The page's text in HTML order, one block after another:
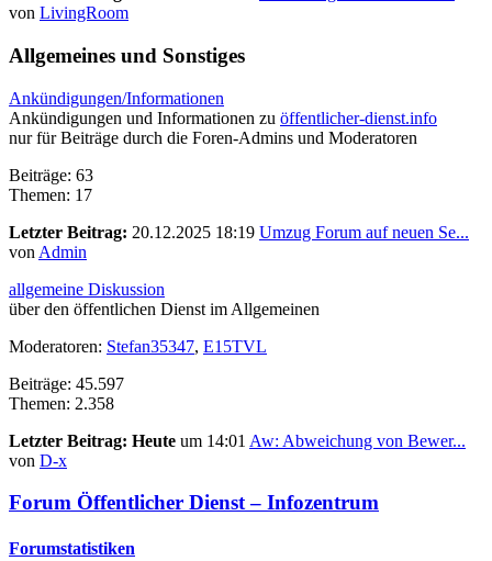
von LivingRoom
Allgemeines und Sonstiges
Ankündigungen/Informationen
Ankündigungen und Informationen zu öffentlicher-dienst.info
nur für Beiträge durch die Foren-Admins und Moderatoren
Beiträge: 63
Themen: 17
Letzter Beitrag: 20.12.2025 18:19 Umzug Forum auf neuen Se...
von Admin
allgemeine Diskussion
über den öffentlichen Dienst im Allgemeinen
Moderatoren: Stefan35347, E15TVL
Beiträge: 45.597
Themen: 2.358
Letzter Beitrag: Heute um 14:01 Aw: Abweichung von Bewer...
von D-x
Forum Öffentlicher Dienst – Infozentrum
Forumstatistiken